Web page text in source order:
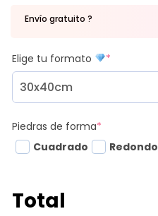
Envío gratuito ?
Elige tu formato *
Piedras de forma*
Cuadrado
Redondo
Total